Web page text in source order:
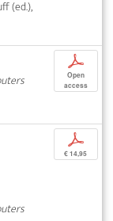
(ed.),
p
Open
access
p
€ 14,95